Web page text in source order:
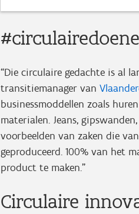
“Die circulaire gedachte is al
transitiemanager van
businessmoddellen zoals
materialen. Jeans,
voorbeelden van zaken die
geproduceerd. 100% van het
product te maken.”
Circulaire